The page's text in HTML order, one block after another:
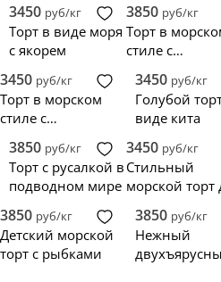
3450 руб/кг
Торт в виде моря
с якорем
3850 руб/кг
Торт в
стиле с
жителями
3450 руб/кг
Торт в морском
стиле с
спасательным
кругом
3450 руб/кг
Голубой
виде кита
3850 руб/кг
Торт с русалкой в
подводном мире
3450 руб/кг
Стильный
морской торт
3850 руб/кг
Детский морской
торт с рыбками
3850 руб/кг
Нежный